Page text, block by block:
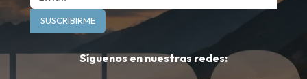
SUSCRIBIRME
Síguenos en nuestras redes: